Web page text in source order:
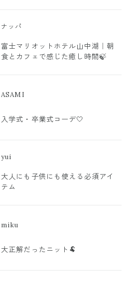
ナッパ
富士マリオットホテル山中湖｜朝
食とカフェで感じた癒し時間🍃
ASAMI
入学式・卒業式コーデ🤍
yui
大人にも子供にも使える必須アイ
テム
miku
大正解だったニット🐏